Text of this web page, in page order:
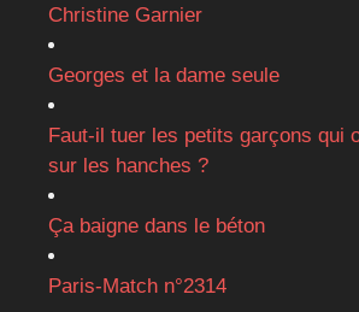
Christine Garnier
Georges et la dame seule
Faut-il tuer les petits garçons qui
sur les hanches ?
Ça baigne dans le béton
Paris-Match n°2314